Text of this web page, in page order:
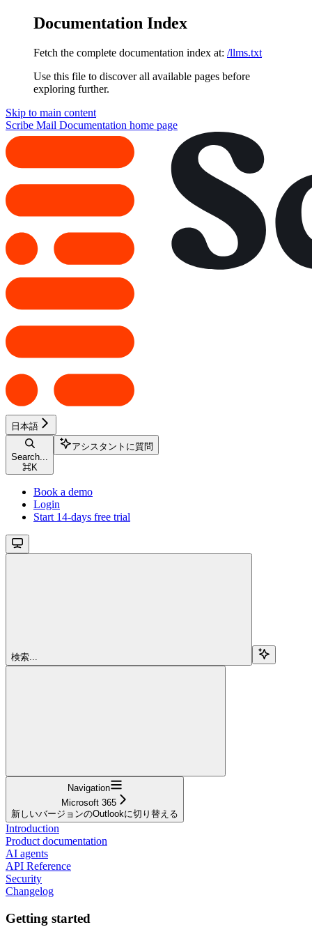
Documentation Index
Fetch the complete documentation index at: /llms.txt
Use this file to discover all available pages before
exploring further.
Skip to main content
Scribe Mail Documentation home page
日本語
Search...
⌘K
アシスタントに質問
Book a demo
Login
Start 14-days free trial
検索...
Navigation
Microsoft 365
新しいバージョンのOutlookに切り替える
Introduction
Product documentation
AI agents
API Reference
Security
Changelog
Getting started